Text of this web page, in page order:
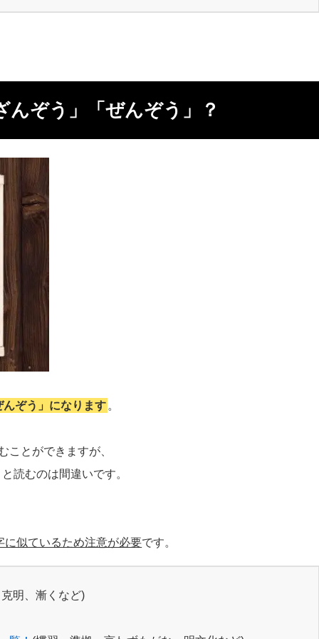
んぞう」「ぜんぞう」？
ぞう」になります 。
ことができますが、
読むのは間違いです。
に似ているため注意が必要です。
明、漸くなど)